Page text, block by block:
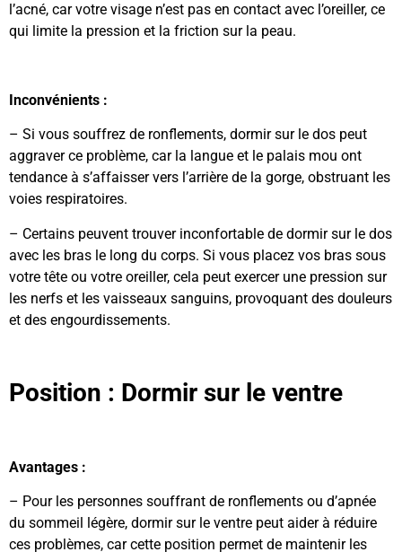
l’acné, car votre visage n’est pas en contact avec l’oreiller, ce
qui limite la pression et la friction sur la peau.
Inconvénients :
– Si vous souffrez de ronflements, dormir sur le dos peut
aggraver ce problème, car la langue et le palais mou ont
tendance à s’affaisser vers l’arrière de la gorge, obstruant les
voies respiratoires.
– Certains peuvent trouver inconfortable de dormir sur le dos
avec les bras le long du corps. Si vous placez vos bras sous
votre tête ou votre oreiller, cela peut exercer une pression sur
les nerfs et les vaisseaux sanguins, provoquant des douleurs
et des engourdissements.
Position : Dormir sur le ventre
Avantages :
– Pour les personnes souffrant de ronflements ou d’apnée
du sommeil légère, dormir sur le ventre peut aider à réduire
ces problèmes, car cette position permet de maintenir les